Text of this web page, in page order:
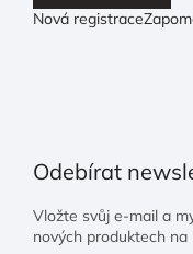
Nová registrace
Odebírat
Vložte svůj e-mail a
nových produktech